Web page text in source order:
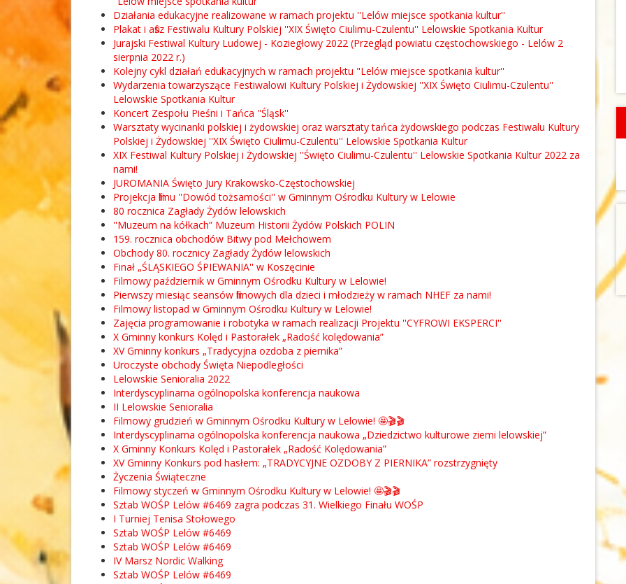
Działania edukacyjne realizowane w ramach projektu ''Lelów miejsce spotkania kultur''
Plakat i afisz Festiwalu Kultury Polskiej ''XIX Święto Ciulimu-Czulentu'' Lelowskie Spotkania Kultur
Jurajski Festiwal Kultury Ludowej - Koziegłowy 2022 (Przegląd powiatu częstochowskiego - Lelów 2
sierpnia 2022 r.)
Kolejny cykl działań edukacyjnych w ramach projektu "Lelów miejsce spotkania kultur''
Wydarzenia towarzyszące Festiwalowi Kultury Polskiej i Żydowskiej ''XIX Święto Ciulimu-Czulentu''
Lelowskie Spotkania Kultur
Koncert Zespołu Pieśni i Tańca ''Śląsk''
Warsztaty wycinanki polskiej i żydowskiej oraz warsztaty tańca żydowskiego podczas Festiwalu Kultury
Polskiej i Żydowskiej ''XIX Święto Ciulimu-Czulentu'' Lelowskie Spotkania Kultur
XIX Festiwal Kultury Polskiej i Żydowskiej ''Święto Ciulimu-Czulentu'' Lelowskie Spotkania Kultur 2022 za
nami!
JUROMANIA Święto Jury Krakowsko-Częstochowskiej
Projekcja filmu ''Dowód tożsamości'' w Gminnym Ośrodku Kultury w Lelowie
80 rocznica Zagłady Żydów lelowskich
''Muzeum na kółkach” Muzeum Historii Żydów Polskich POLIN
159. rocznica obchodów Bitwy pod Mełchowem
Obchody 80. rocznicy Zagłady Żydów lelowskich
Finał „ŚLĄSKIEGO ŚPIEWANIA'' w Koszęcinie
Filmowy październik w Gminnym Ośrodku Kultury w Lelowie!
Pierwszy miesiąc seansów filmowych dla dzieci i młodzieży w ramach NHEF za nami!
Filmowy listopad w Gminnym Ośrodku Kultury w Lelowie!
Zajęcia programowanie i robotyka w ramach realizacji Projektu ''CYFROWI EKSPERCI''
X Gminny konkurs Kolęd i Pastorałek „Radość kolędowania”
XV Gminny konkurs „Tradycyjna ozdoba z piernika”
Uroczyste obchody Święta Niepodległości
Lelowskie Senioralia 2022
Interdyscyplinarna ogólnopolska konferencja naukowa
II Lelowskie Senioralia
Filmowy grudzień w Gminnym Ośrodku Kultury w Lelowie! 🤩🎬🎬
Interdyscyplinarna ogólnopolska konferencja naukowa „Dziedzictwo kulturowe ziemi lelowskiej”
X Gminny Konkurs Kolęd i Pastorałek „Radość Kolędowania”
XV Gminny Konkurs pod hasłem: „TRADYCYJNE OZDOBY Z PIERNIKA” rozstrzygnięty
Życzenia Świąteczne
Filmowy styczeń w Gminnym Ośrodku Kultury w Lelowie! 🤩🎬🎬
Sztab WOŚP Lelów #6469 zagra podczas 31. Wielkiego Finału WOŚP
I Turniej Tenisa Stołowego
Sztab WOŚP Lelów #6469
Sztab WOŚP Lelów #6469
IV Marsz Nordic Walking
Sztab WOŚP Lelów #6469